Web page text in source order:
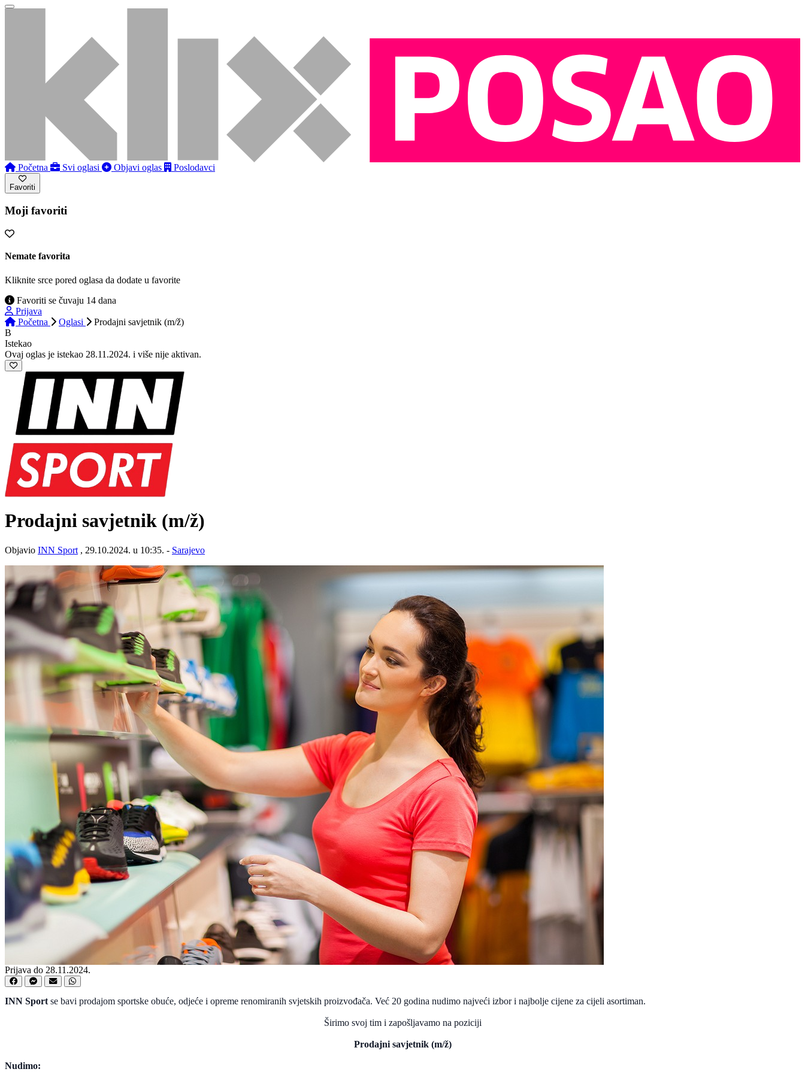
Početna Svi oglasi Objavi oglas Poslodavci
Favoriti
Moji favoriti
Nemate favorita
Kliknite srce pored oglasa da dodate u favorite
Favoriti se čuvaju 14 dana
Prijava
Početna
Oglasi
Prodajni savjetnik (m/ž)
B
Istekao
Ovaj oglas je istekao 28.11.2024. i više nije aktivan.
Prodajni savjetnik (m/ž)
Objavio INN Sport , 29.10.2024. u 10:35. - Sarajevo
Prijava do 28.11.2024.
INN Sport se bavi prodajom sportske obuće, odjeće i opreme renomiranih svjetskih proizvođača. Već 20 godina nudimo najveći izbor i najbolje cijene za cijeli asortiman.
Širimo svoj tim i zapošljavamo na poziciji
Prodajni savjetnik (m/ž)
Nudimo: